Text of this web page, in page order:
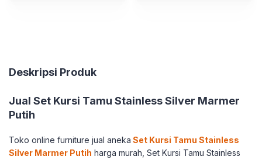
Deskripsi Produk
Jual Set Kursi Tamu Stainless Silver Marmer
Putih
Toko online furniture jual aneka Set Kursi Tamu Stainless
Silver Marmer Putih harga murah, Set Kursi Tamu Stainless